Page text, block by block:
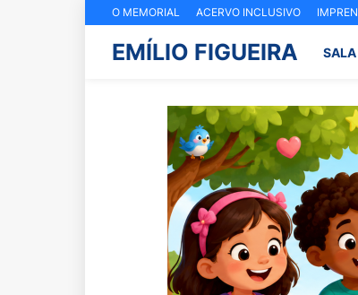
O MEMORIAL ACERVO INCLUSIVO
EMÍLIO FIGUEIRA SALA